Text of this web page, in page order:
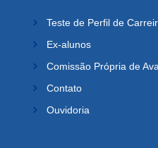
Teste de Perfil de
Ex-alunos
Comissão Própria de
Contato
Ouvidoria